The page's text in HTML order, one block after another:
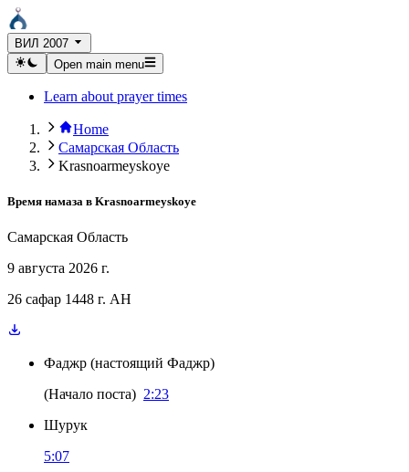
ВИЛ 2007
Open main menu
Learn about prayer times
Home
Самарская Область
Krasnoarmeyskoye
Время намаза в Krasnoarmeyskoye
Самарская Область
9 августа 2026 г.
26 сафар 1448 г. AH
Фаджр (настоящий Фаджр)
(Начало поста) 2:23
Шурук
5:07